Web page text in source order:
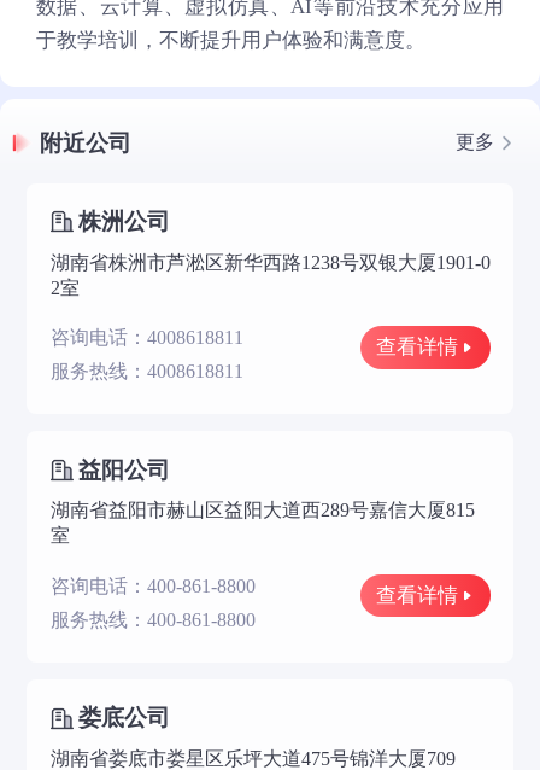
数据、云计算、虚拟仿真、AI等前沿技术充分应用
于教学培训，不断提升用户体验和满意度。
附近公司 更多
株洲公司
湖南省株洲市芦淞区新华西路1238号双银大厦1901-0
2室
咨询电话：4008618811
服务热线：4008618811
查看详情
益阳公司
湖南省益阳市赫山区益阳大道西289号嘉信大厦815
室
咨询电话：400-861-8800
服务热线：400-861-8800
查看详情
娄底公司
湖南省娄底市娄星区乐坪大道475号锦洋大厦709